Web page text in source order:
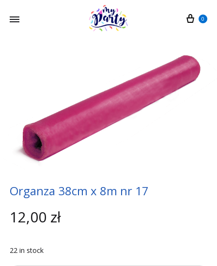
Cart
0
Organza 38cm x 8m nr 17
12,00 zł
22 in stock